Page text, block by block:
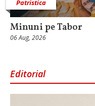
Patristica
Minuni pe Tabor
06 Aug, 2026
Editorial